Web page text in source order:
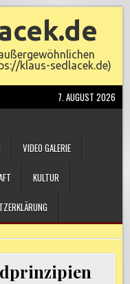
klaus-sedlacek.de)
7. AUGUST 2026
VIDEO GALERIE
KULTUR